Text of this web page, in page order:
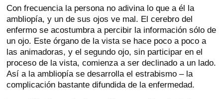
Con frecuencia la persona no adivina lo que a él la
ambliopía, y un de sus ojos ve mal. El cerebro del
enfermo se acostumbra a percibir la información sólo de
un ojo. Este órgano de la vista se hace poco a poco a
las animadoras, y el segundo ojo, sin participar en el
proceso de la vista, comienza a ser declinado a un lado.
Así a la ambliopía se desarrolla el estrabismo – la
complicación bastante difundida de la enfermedad.